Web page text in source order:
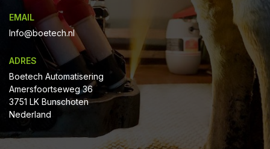
EMAIL
Info@boetech.nl
ADRES
Boetech Automatisering
Amersfoortseweg 36
3751 LK Bunschoten
Nederland